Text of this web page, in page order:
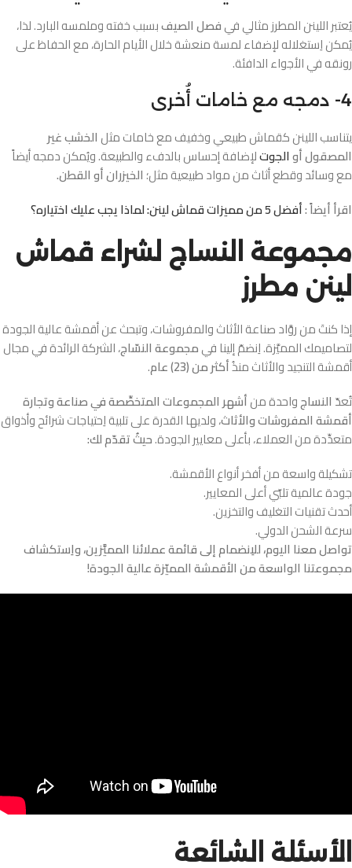
يُعتبر اللينن المطرز مثالي فيفصل الصيفبسبب خفته وملمسه البارد. لذا،
يُمكن اِستغلاله لإضفاء لمسة منعشة خلال الأيام الحارة، مع الحفاظ على
رونقه في الأجواء الدافئة.
4- دمجه مع خامات أُخرى
يتناسب اللينن كقماش طبيعي وخفيف مع خامات مثل الخشب غير
المصقول أوالجوتلإضافة إحساس بالدفء والطبيعة. ويُمكن دمجه أيضاً
مع وسائد وقطع أثاث من مواد طبيعية مثل؛الخيزران أو القطن.
اقرأ أيضاً :أفضل 5 من مميزات قماش لينن: لماذا يجب عليك اختياره؟
مجموعة النساج لشراء قماش
لينن مطرز
إذا كنتَ من روَّاد صناعة الأثاث والمفروشات، وتبحث عن أقمشة عالية الجودة
لتصاميمك المميَّزة. اِنضمّ إلينا فيمجموعة النسّاج، الشركة الرائدة في مجال
أقمشة التنجيد والأثاث منذُأكثر من (23) عام
.
تُعدّ النساجواحدة منأشهر المجموعات المتخصِّصة في صناعة وتجارة
أقمشة المفروشات والأثاث، ولديها القدرة على تلبية اِحتياجات شرائح وأذواق
متعدِّدة من العملاء، بأعلى معايير الجودة.حيثُ تقدّم لك:
تشكيلة واسعة من أفخر أنواع الأقمشة.
جودة عالمية تلبّي أعلى المعايير.
أحدث تقنيات التغليف والتخزين.
سرعة الشحن الدولي.
تواصل معنا اليوم، للاِنضمام إلى قائمة عملائنا المميَّزين، واِستكشاف
مجموعتنا الواسعة من الأقمشة المميّزة عالية الجودة!
الأسئلة الشائعة